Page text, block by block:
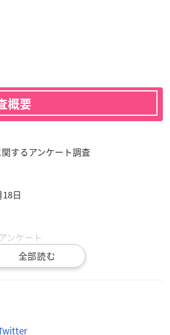
概要
するアンケート調査
日
ンケート
と、丸善、ジュンク堂書店、文教堂な
抜）購入したhonto会員1,746名